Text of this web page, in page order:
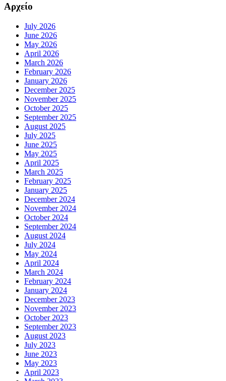
Αρχείο
July 2026
June 2026
May 2026
April 2026
March 2026
February 2026
January 2026
December 2025
November 2025
October 2025
September 2025
August 2025
July 2025
June 2025
May 2025
April 2025
March 2025
February 2025
January 2025
December 2024
November 2024
October 2024
September 2024
August 2024
July 2024
May 2024
April 2024
March 2024
February 2024
January 2024
December 2023
November 2023
October 2023
September 2023
August 2023
July 2023
June 2023
May 2023
April 2023